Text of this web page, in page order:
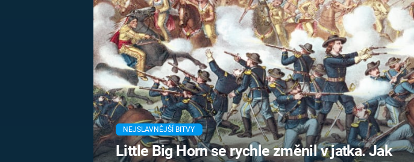
PRVNÍ SVĚTOVÁ
MARIE TEREZIE
NAPOLEON
BONAPARTE
BRITSKÁ
KRÁLOVSKÁ
RODINA
UFO A
MIMOZEMŠŤANÉ
UTAJENÉ PŘÍBĚHY
ČESKÝCH DĚJIN
ALTERNATIVNÍ
HISTORIE
NEJSLAVNĚJŠÍ BITVY
Little Big Horn se rychle změnil v jatka. Jak